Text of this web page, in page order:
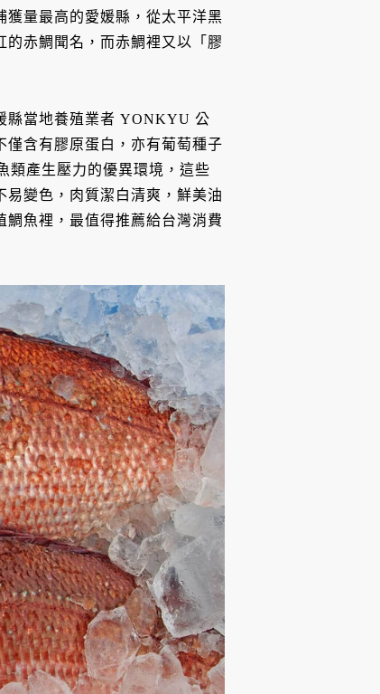
獲量最高的愛媛縣，從太平洋黑
赤鯛聞名，而赤鯛裡又以「膠
縣當地養殖業者 YONKYU 公
僅含有膠原蛋白，亦有葡萄種子
類產生壓力的優異環境，這些
變色，肉質潔白清爽，鮮美油
魚裡，最值得推薦給台灣消費